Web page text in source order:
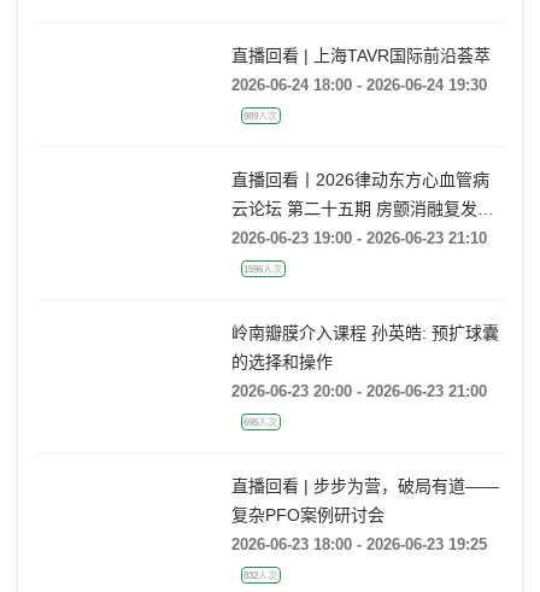
直播回看 | 上海TAVR国际前沿荟萃
2026-06-24 18:00 - 2026-06-24 19:30
直播回看丨2026律动东方心血管病
云论坛 第二十五期 房颤消融复发后
的处理策略
2026-06-23 19:00 - 2026-06-23 21:10
岭南瓣膜介入课程 孙英皓: 预扩球囊
的选择和操作
2026-06-23 20:00 - 2026-06-23 21:00
直播回看 | 步步为营，破局有道——
复杂PFO案例研讨会
2026-06-23 18:00 - 2026-06-23 19:25